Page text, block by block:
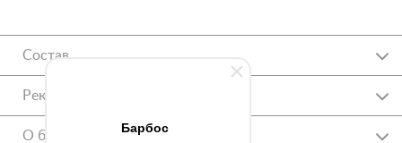
Барбос
Состав
Рекомендации
О бренде